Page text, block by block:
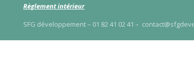
Règlement intérieur
SFG développement – 01 82 41 02 41 –